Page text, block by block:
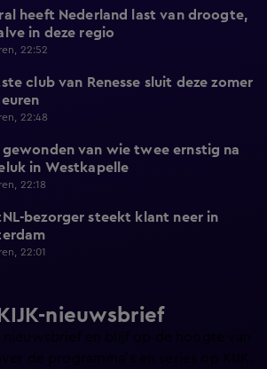
heeft Nederland last van droogte,
in deze regio
22:52
club van Renesse sluit deze zomer
22:48
gewonden van wie twee ernstig na
in Westkapelle
22:18
bezorger steekt klant neer in
22:01
nieuwsbrief
nieuwsbrief en blijf op de hoogte van